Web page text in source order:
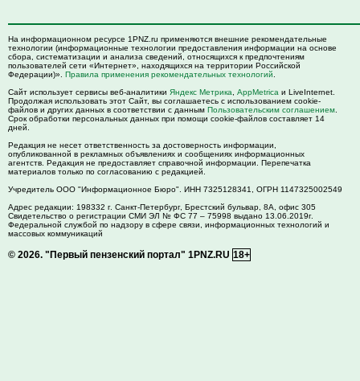
На информационном ресурсе 1PNZ.ru применяются внешние рекомендательные
технологии (информационные технологии предоставления информации на основе
сбора, систематизации и анализа сведений, относящихся к предпочтениям
пользователей сети «Интернет», находящихся на территории Российской
Федерации)». Правила применения рекомендательных технологий
Сайт использует сервисы веб-аналитики Яндекс Метрика AppMetrica и LiveInternet.
Продолжая использовать этот Сайт, вы соглашаетесь с использованием cookie-
файлов и других данных в соответствии с данным Пользовательским соглашением
Срок обработки персональных данных при помощи cookie-файлов составляет 14
дней.
Редакция не несет ответственность за достоверность информации,
опубликованной в рекламных объявлениях и сообщениях информационных
агентств. Редакция не предоставляет справочной информации. Перепечатка
материалов только по согласованию с редакцией.
Учредитель ООО "Информационное Бюро". ИНН 7325128341, ОГРН 1147325002549
Адрес редакции: 198332 г. Санкт-Петербург, Брестский бульвар, 8А, офис 305
Свидетельство о регистрации СМИ ЭЛ № ФС 77 – 75998 выдано 13.06.2019г.
Федеральной службой по надзору в сфере связи, информационных технологий и
массовых коммуникаций
© 2026. "Первый пензенский портал" 1PNZ.RU 18+